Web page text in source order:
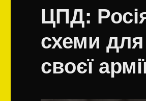
ЦПД:
схеми
своєї